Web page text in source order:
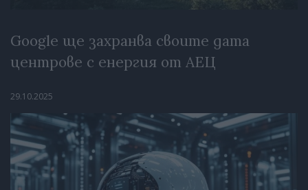
Google ще захранва своите дата
центрове с енергия от АЕЦ
29.10.2025